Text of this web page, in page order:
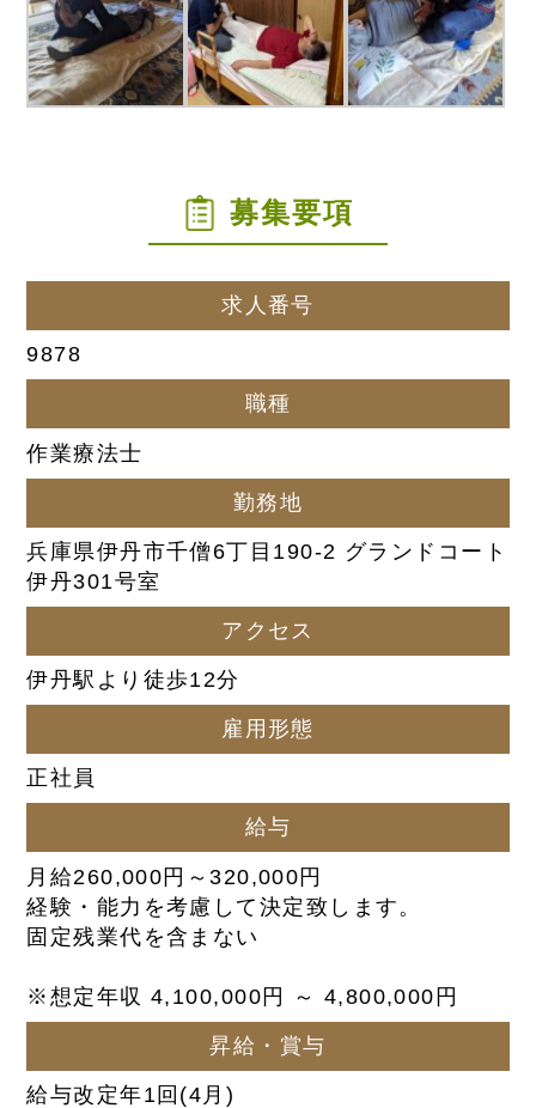
募集要項
求人番号
9878
職種
作業療法士
勤務地
兵庫県伊丹市千僧6丁目190-2 グランドコート
伊丹301号室
アクセス
伊丹駅より徒歩12分
雇用形態
正社員
給与
月給260,000円～320,000円
経験・能力を考慮して決定致します。
固定残業代を含まない
※想定年収 4,100,000円 ～ 4,800,000円
昇給・賞与
給与改定年1回(4月)